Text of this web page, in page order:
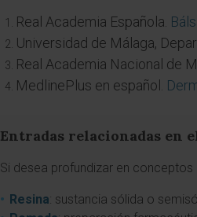
Real Academia Española.
Universidad de Málaga,
Real Academia Nacional de
MedlinePlus en español.
Entradas relacionadas en
Si desea profundizar en
Resina: sustancia sólida o